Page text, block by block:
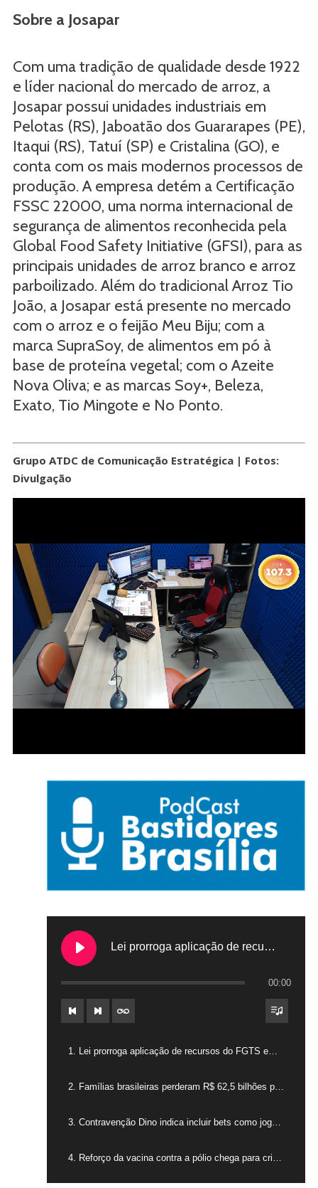
Sobre a Josapar
Com uma tradição de qualidade desde 1922
e líder nacional do mercado de arroz, a
Josapar possui unidades industriais em
Pelotas (RS), Jaboatão dos Guararapes (PE),
Itaqui (RS), Tatuí (SP) e Cristalina (GO), e
conta com os mais modernos processos de
produção. A empresa detém a Certificação
FSSC 22000, uma norma internacional de
segurança de alimentos reconhecida pela
Global Food Safety Initiative (GFSI), para as
principais unidades de arroz branco e arroz
parboilizado. Além do tradicional Arroz Tio
João, a Josapar está presente no mercado
com o arroz e o feijão Meu Biju; com a
marca SupraSoy, de alimentos em pó à
base de proteína vegetal; com o Azeite
Nova Oliva; e as marcas Soy+, Beleza,
Exato, Tio Mingote e No Ponto.
Grupo ATDC de Comunicação Estratégica | Fotos:
Divulgação
Lei prorroga aplicação de recursos do FGTS em hospitais filantrópicos
00:00
1. Lei prorroga aplicação de recursos do FGTS em hospitais filantrópicos
2. Famílias brasileiras perderam R$ 62,5 bilhões para bets em 2025
3. Contravenção Dino indica incluir bets como jogos de azar
4. Reforço da vacina contra a pólio chega para crianças de 4 anos